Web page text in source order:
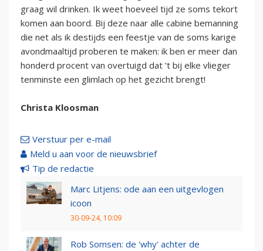
graag wil drinken. Ik weet hoeveel tijd ze soms tekort
komen aan boord. Bij deze naar alle cabine bemanning
die net als ik destijds een feestje van de soms karige
avondmaaltijd proberen te maken: ik ben er meer dan
honderd procent van overtuigd dat 't bij elke vlieger
tenminste een glimlach op het gezicht brengt!
Christa Kloosman
Verstuur per e-mail
Meld u aan voor de nieuwsbrief
Tip de redactie
Marc Litjens: ode aan een uitgevlogen
icoon
30-09-24, 10:09
Rob Somsen: de 'why' achter de